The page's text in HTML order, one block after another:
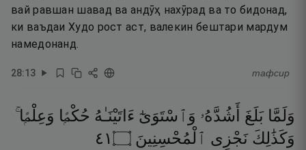
вай равшан шавад ва андӯҳ нахӯрад ва то бидонад,
ки ваъдаи Худо рост аст, валекин бештари мардум
намедонанд.
28:13 тафсир
وَلَمَّا بَلَغَ أَشُدَّهُۥ وَٱسْتَوَىٰٓ ءَاتَيْنَـٰهُ حُكْمًۭا وَعِلْمًۭا ۚ
وَكَذَٰلِكَ نَجْزِى ٱلْمُحْسِنِينَ ۝١٤